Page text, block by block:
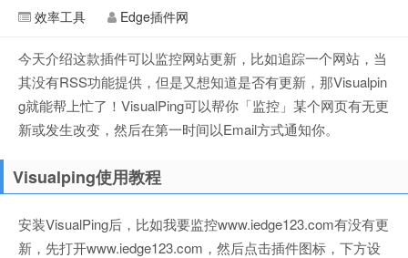
效率工具 Edge插件网
今天介绍这款插件可以监控网站更新，比如追踪一个网站，当
其没有RSS功能提供，但是又想知道是否有更新，那Visualpin
g就能帮上忙了！VisualPing可以帮你「监控」某个网页有无更
新或发生改变，然后在第一时间以Email方式通知你。
Visualping使用教程
安装VisualPing后，比如我要监控www.iedge123.com有没有更
新，先打开www.iedge123.com，然后点击插件图标，下方设